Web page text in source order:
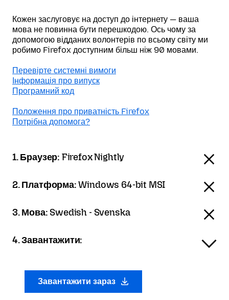
Кожен заслуговує на доступ до інтернету — ваша
мова не повинна бути перешкодою. Ось чому за
допомогою відданих волонтерів по всьому світу ми
робимо Firefox доступним більш ніж 90 мовами.
Перевірте системні вимоги
Інформація про випуск
Програмний код
Положення про приватність Firefox
Потрібна допомога?
1. Браузер: Firefox Nightly
2. Платформа:Windows 64-bit MSI
3. Мова: Swedish - Svenska
4. Завантажити:
Завантажити зараз